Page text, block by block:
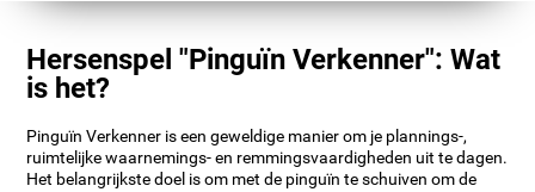
Hersenspel "Pinguïn Verkenner": Wat
is het?
Pinguïn Verkenner is een geweldige manier om je plannings-,
ruimtelijke waarnemings- en remmingsvaardigheden uit te dagen.
Het belangrijkste doel is om met de pinguïn te schuiven om de